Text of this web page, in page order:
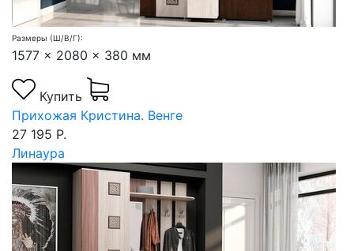
Размеры (Ш/В/Г):
1577 x 2080 x 380 мм
Купить
Прихожая Кристина. Венге
27 195 Р.
Линаура